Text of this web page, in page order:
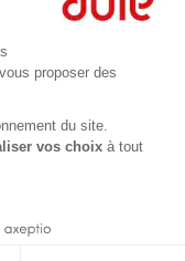
proposer des
du site.
vos choix à tout